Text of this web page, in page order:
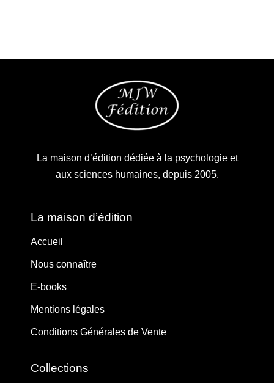
La maison d’édition dédiée à la psychologie et
aux sciences humaines, depuis 2005.
La maison d’édition
Accueil
Nous connaître
E-books
Mentions légales
Conditions Générales de Vente
Collections